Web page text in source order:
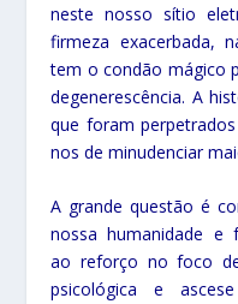
neste nosso sítio
firmeza exacerbada,
tem o condão mágico
degenerescência. A
que foram
nos de minudenciar
A grande questão é
nossa humanidade e
ao reforço no foco
psicológica e